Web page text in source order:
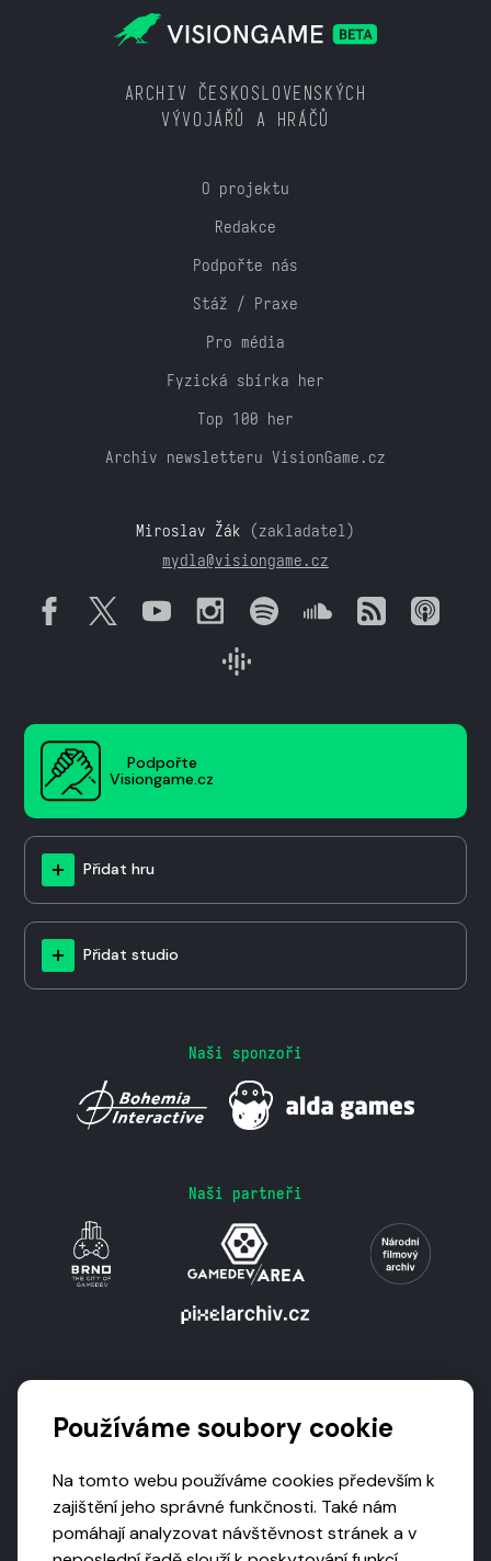
ARCHIV ČESKOSLOVENSKÝCH
VÝVOJÁŘŮ A HRÁČŮ
O projektu
Redakce
Podpořte nás
Stáž / Praxe
Pro média
Fyzická sbírka her
Top 100 her
Archiv newsletteru VisionGame.cz
Miroslav Žák (zakladatel)
mydla@visiongame.cz
Podpořte
Visiongame.cz
Přidat hru
Přidat studio
Naši sponzoři
Naši partneři
Používáme soubory cookie
Na tomto webu používáme cookies především k
zajištění jeho správné funkčnosti. Také nám
pomáhají analyzovat návštěvnost stránek a v